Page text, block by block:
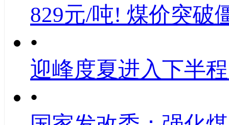
829元/吨! 煤价突破
•
迎峰度夏进入下半
•